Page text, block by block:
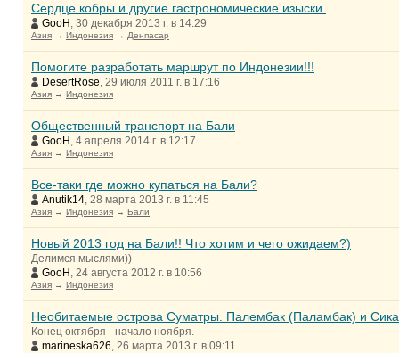
Сердце кобры и другие гастрономические изыски.
GooH , 30 декабря 2013 г. в 14:29
Азия → Индонезия → Денпасар
Помогите разработать маршрут по Индонезии!!!
DesertRose, 29 июля 2011 г. в 17:16
Азия → Индонезия
Общественный транспорт на Бали
GooH , 4 апреля 2014 г. в 12:17
Азия → Индонезия
Все-таки где можно купаться на Бали?
Anutik14, 28 марта 2013 г. в 11:45
Азия → Индонезия → Бали
Новый 2013 год на Бали!! Что хотим и чего ожидаем?)
Делимся мыслями))
GooH , 24 августа 2012 г. в 10:56
Азия → Индонезия
Необитаемые острова Суматры. Палембак (Паламбак) и
Конец октября - начало ноября.
marineska626, 26 марта 2013 г. в 09:11